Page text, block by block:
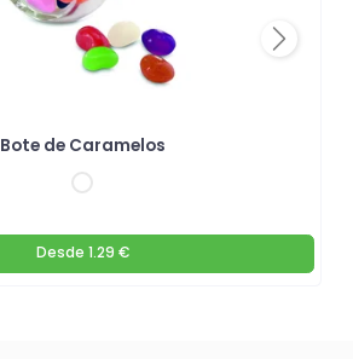
Bote de Caramelos
Desde 1.29 €
Next